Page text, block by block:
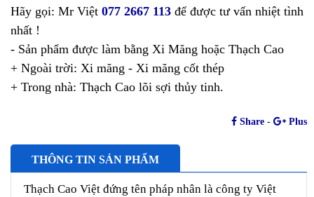
Hãy gọi: Mr Việt 077 2667 113 để được tư vấn nhiệt tình
nhất !
- Sản phẩm được làm bằng Xi Măng hoặc Thạch Cao
+ Ngoài trời: Xi măng - Xi măng cốt thép
+ Trong nhà: Thạch Cao lõi sợi thủy tinh.
Share - Plus
THÔNG TIN SẢN PHẨM
Thạch Cao Việt đứng tên pháp nhân là công ty Việt